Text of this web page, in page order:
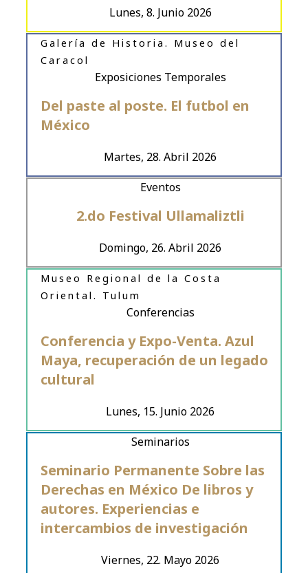
Lunes, 8. Junio 2026
Martes, 28. Abril 2026
Del paste al poste. El futbol en
México
Exposiciones Temporales
Galería de Historia. Museo del
Caracol
Domingo, 26. Abril 2026
2.do Festival Ullamaliztli
Eventos
Lunes, 15. Junio 2026
Conferencia y Expo-Venta. Azul
Maya, recuperación de un legado
cultural
Conferencias
Museo Regional de la Costa
Oriental. Tulum
Viernes, 22. Mayo 2026
Seminario Permanente Sobre las
Derechas en México De libros y
autores. Experiencias e
intercambios de investigación
Seminarios